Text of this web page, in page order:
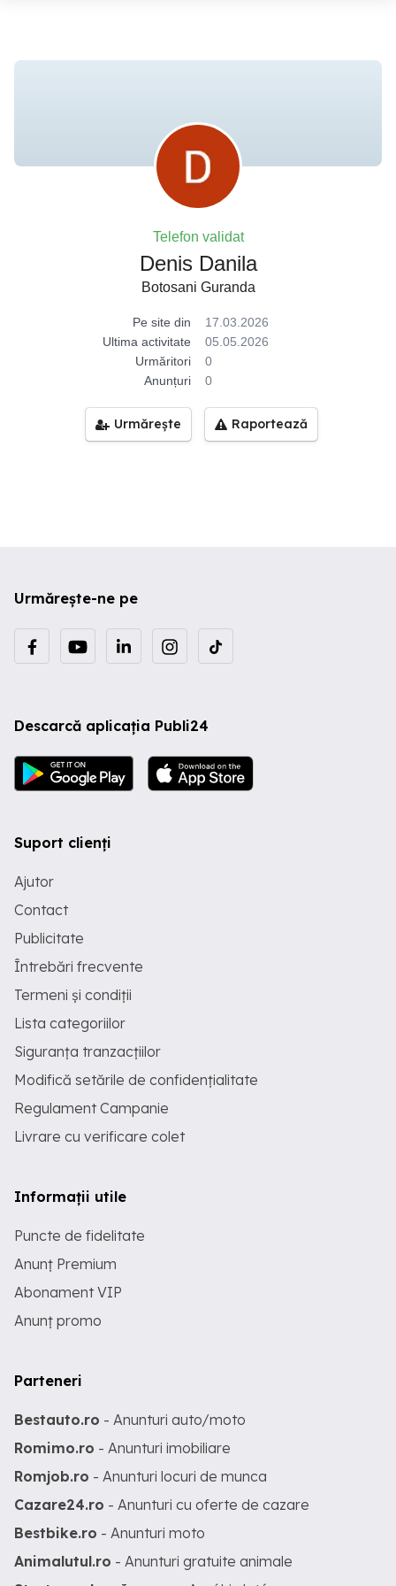
Telefon validat
Denis Danila
Botosani Guranda
Pe site din
17.03.2026
Ultima activitate
05.05.2026
Urmăritori
0
Anunțuri
0
Urmărește Raportează
Urmărește-ne pe
Descarcă aplicația Publi24
Suport clienți
Ajutor
Contact
Publicitate
Întrebări frecvente
Termeni și condiții
Lista categoriilor
Siguranța tranzacțiilor
Modifică setările de confidențialitate
Regulament Campanie
Livrare cu verificare colet
Informații utile
Puncte de fidelitate
Anunț Premium
Abonament VIP
Anunț promo
Parteneri
Bestauto.ro - Anunturi auto/moto
Romimo.ro - Anunturi imobiliare
Romjob.ro - Anunturi locuri de munca
Cazare24.ro - Anunturi cu oferte de cazare
Bestbike.ro - Anunturi moto
Animalutul.ro - Anunturi gratuite animale